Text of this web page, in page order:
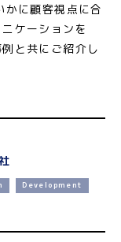
かに顧客視点に合
ケーションを
と共にご紹介し
Development